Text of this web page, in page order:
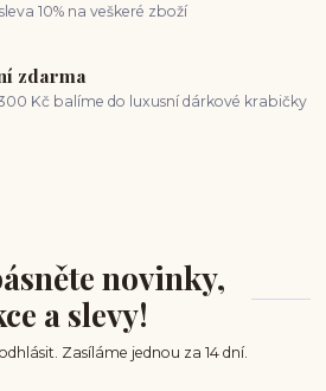
10% na veškeré zboží
zdarma
Kč balíme do luxusní dárkové krabičky
novinky,
a slevy!
Zasíláme jednou za 14 dní.